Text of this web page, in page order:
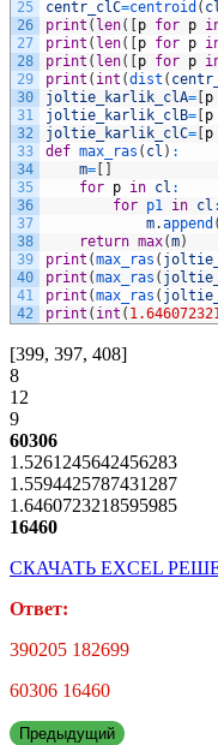
25
26
27
28
29
30
31
32
33
34
35
36
37
38
39
40
41
42
centr_clC=centroid (
print ( len( [p for p
print ( len( [p for p
print ( len( [p for p
print ( int (dist (
joltie_karlik_clA= [p
joltie_karlik_clB= [p
joltie_karlik_clC= [p
def max_ras ( cl ) :
m= [ ]
for p in cl :
for p1 in cl :
m.append (
return max(m)
print (max_ras (
print (max_ras (
print (max_ras (
print ( int (
[399, 397, 408]
8
12
9
60306
1.5261245642456283
1.5594425787431287
1.6460723218595985
16460
СКАЧАТЬ EXCEL
Ответ:
390205 182699
60306 16460
Предыдущий